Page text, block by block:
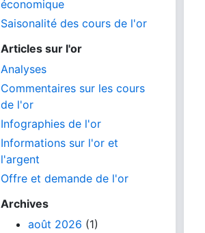
économique
Saisonalité des cours de l'or
Articles sur l'or
Analyses
Commentaires sur les cours
de l'or
Infographies de l'or
Informations sur l'or et
l'argent
Offre et demande de l'or
Archives
août 2026 (1)